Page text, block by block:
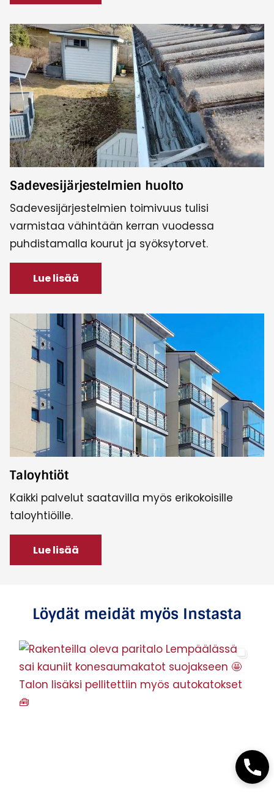
Sadevesijärjestelmien huolto
Sadevesijärjestelmien toimivuus tulisi
varmistaa vähintään kerran vuodessa
puhdistamalla kourut ja syöksytorvet.
Lue lisää
Taloyhtiöt
Kaikki palvelut saatavilla myös erikokoisille
taloyhtiöille.
Lue lisää
Löydät meidät myös Instasta